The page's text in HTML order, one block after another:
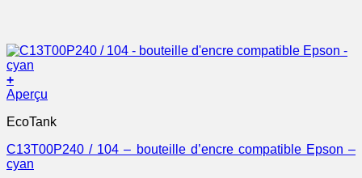
+
Aperçu
EcoTank
C13T00P240 / 104 – bouteille d’encre compatible Epson –
cyan